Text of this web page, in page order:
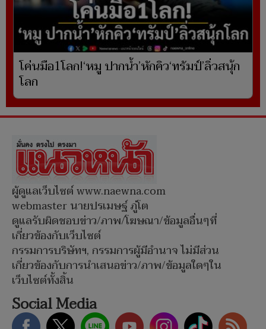
โค่นมือ1โลก!‘หมู ปากน้ำ’หักคิว‘ทรัมป์’ลิ่วสนุ้ก
โลก
ผู้ดูแลเว็บไซต์ www.naewna.com
webmaster นายปรเมษฐ์ ภู่โต
ดูแลรับผิดชอบข่าว/ภาพ/โฆษณา/ข้อมูลอื่นๆที่
เกี่ยวข้องกับเว็บไซต์
กรรมการบริษัทฯ, กรรมการผู้มีอำนาจ ไม่มีส่วน
เกี่ยวข้องกับการนำเสนอข่าว/ภาพ/ข้อมูลใดๆใน
เว็บไซต์ทั้งสิ้น
Social Media